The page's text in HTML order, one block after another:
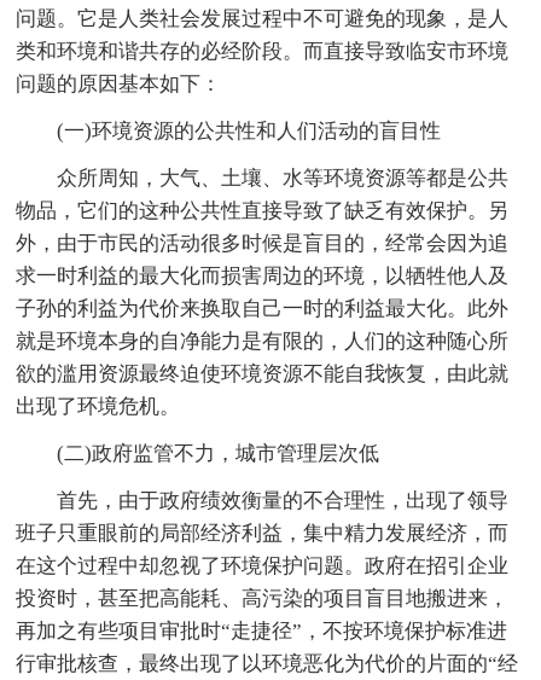
问题。它是人类社会发展过程中不可避免的现象，是人
类和环境和谐共存的必经阶段。而直接导致临安市环境
问题的原因基本如下：
(一)环境资源的公共性和人们活动的盲目性
众所周知，大气、土壤、水等环境资源等都是公共
物品，它们的这种公共性直接导致了缺乏有效保护。另
外，由于市民的活动很多时候是盲目的，经常会因为追
求一时利益的最大化而损害周边的环境，以牺牲他人及
子孙的利益为代价来换取自己一时的利益最大化。此外
就是环境本身的自净能力是有限的，人们的这种随心所
欲的滥用资源最终迫使环境资源不能自我恢复，由此就
出现了环境危机。
(二)政府监管不力，城市管理层次低
首先，由于政府绩效衡量的不合理性，出现了领导
班子只重眼前的局部经济利益，集中精力发展经济，而
在这个过程中却忽视了环境保护问题。政府在招引企业
投资时，甚至把高能耗、高污染的项目盲目地搬进来，
再加之有些项目审批时“走捷径”，不按环境保护标准进
行审批核查，最终出现了以环境恶化为代价的片面的“经